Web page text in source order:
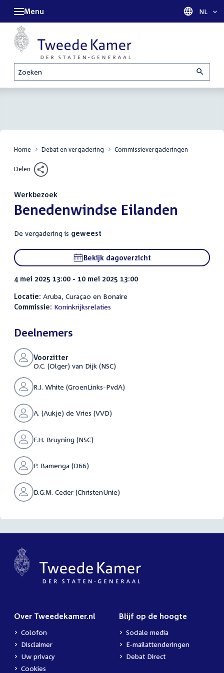
Zoeken
Menu Taal
NL
Home Debat en vergadering Commissievergaderingen
Delen
Werkbezoek
:Benedenwindse Eilanden
De vergadering is geweest
Bekijk dagoverzicht
4 mei 2025 13:00 - 10 mei 2025 13:00
Locatie: Aruba, Curaçao en Bonaire
Commissie: Koninkrijksrelaties
Deelnemers
Voorzitter
O.C. (Olger) van Dijk (NSC)
R.J. White (GroenLinks-PvdA)
A. (Aukje) de Vries (VVD)
F.H. Bruyning (NSC)
P. Bamenga (D66)
D.G.M. Ceder (ChristenUnie)
Over Tweedekamer.nl
Colofon
Disclaimer
Uw privacy
Cookies
Blijf op de hoogte
Sociale media
E-mailattenderingen
Debat Direct